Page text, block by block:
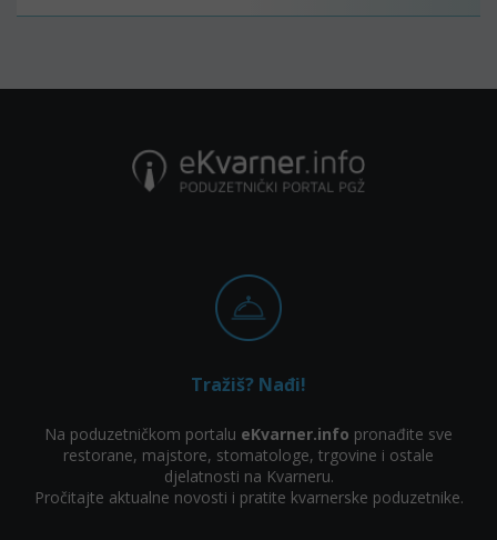
Tražiš? Nađi!
Na poduzetničkom portalu eKvarner.info pronađite sve
restorane, majstore, stomatologe, trgovine i ostale
djelatnosti na Kvarneru.
Pročitajte aktualne novosti i pratite kvarnerske poduzetnike.